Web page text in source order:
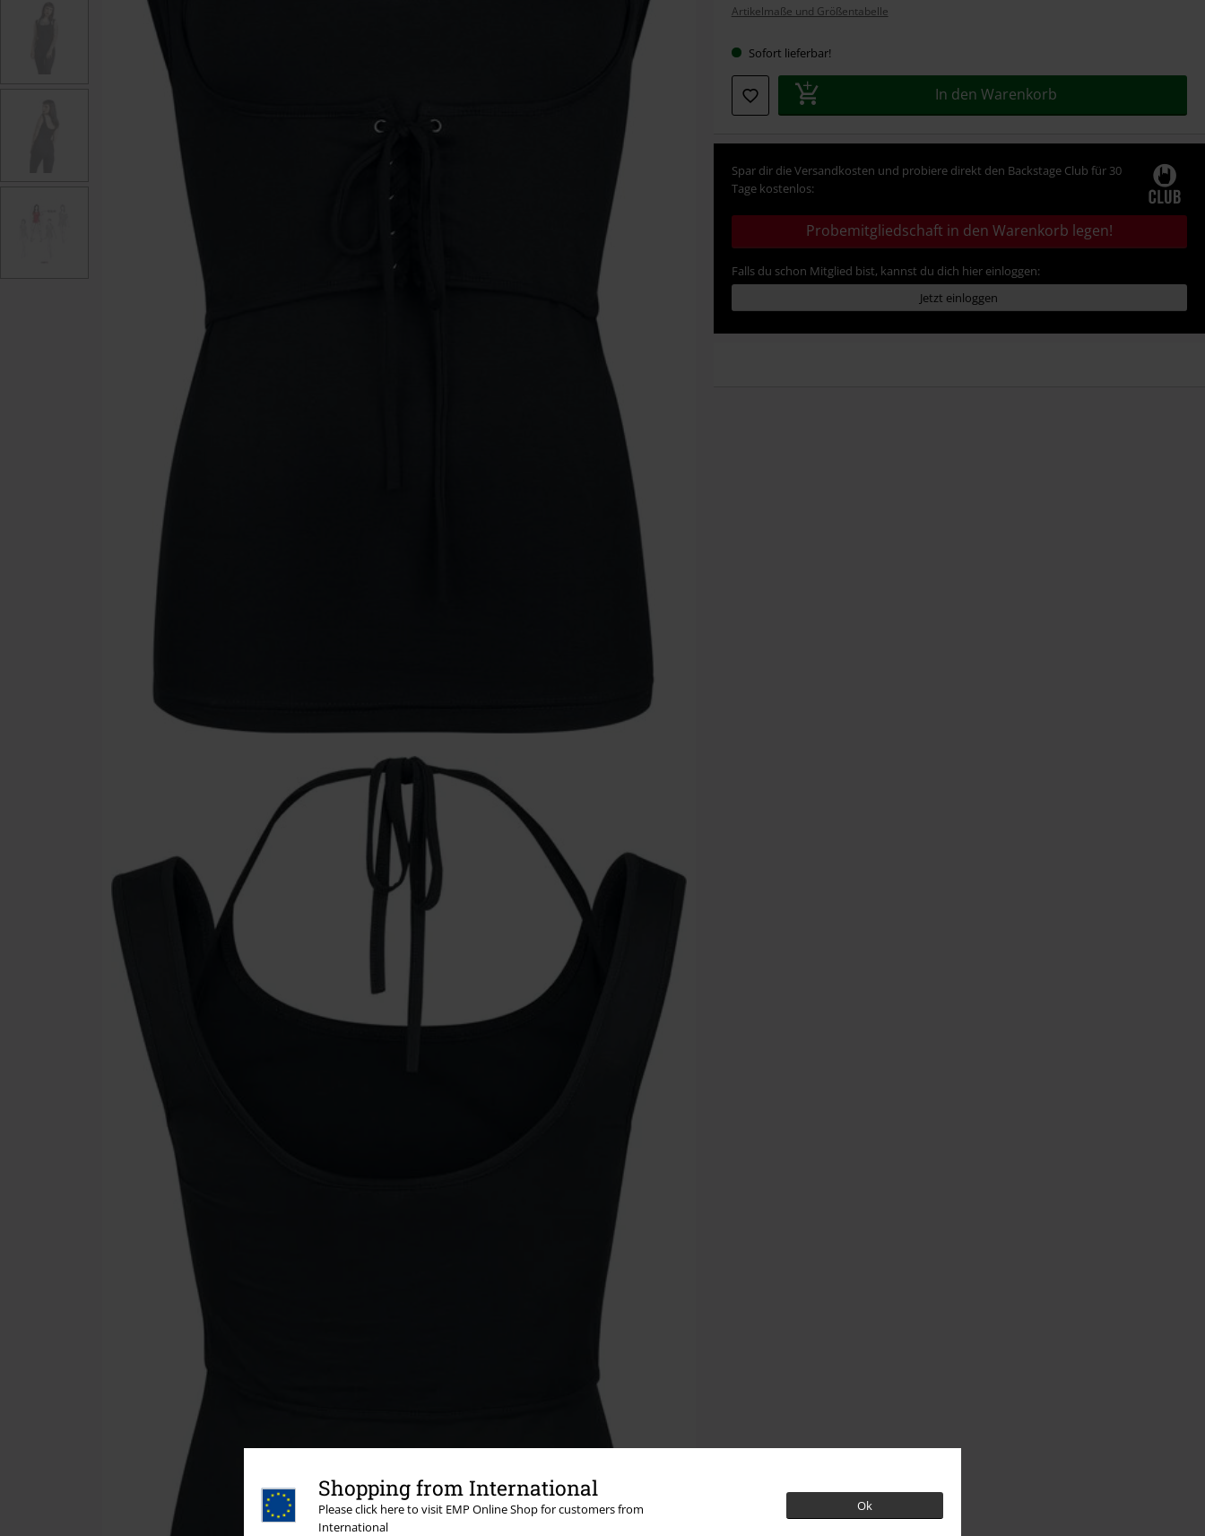
Shopping from International
Please click here to visit EMP Online Shop for customers from
International
Ok
Größe
Artikelmaße und Größentabelle
Sofort lieferbar!
In den Warenkorb
Spar dir die Versandkosten und probiere direkt den Backstage Club für 30
Tage kostenlos:
Probemitgliedschaft in den Warenkorb legen!
Falls du schon Mitglied bist, kannst du dich hier einloggen:
Jetzt einloggen